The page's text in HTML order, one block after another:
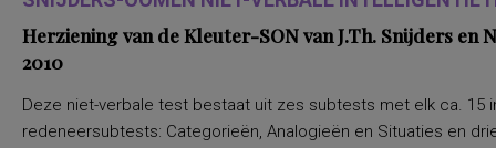
Herziening van de Kleuter-SON van J.Th. Snijders en
2010
Deze niet-verbale test bestaat uit zes subtests met elk ca. 15
redeneersubtests: Categorieën, Analogieën en Situaties en